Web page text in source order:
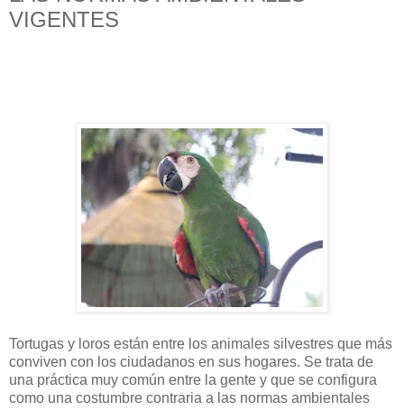
VIGENTES
Tortugas y loros están entre los animales silvestres que más
conviven con los ciudadanos en sus hogares. Se trata de
una práctica muy común entre la gente y que se configura
como una costumbre contraria a las normas ambientales